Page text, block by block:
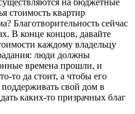
на бюджетные
стоимость квартир
Благотворительность сейчас
В конце концов, давайте
каждому владельцу
люди должны
времена прошли, и
то да стоит, а чтобы его
свой дом в
каких-то призрачных благ